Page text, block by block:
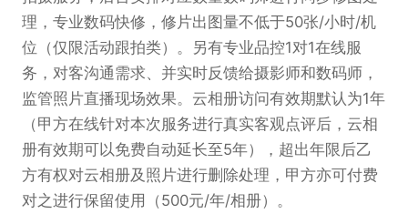
理，专业数码快修，修片出图量不低于50张/小时/机
位（仅限活动跟拍类）。另有专业品控1对1在线服
务，对客沟通需求、并实时反馈给摄影师和数码师，
监管照片直播现场效果。云相册访问有效期默认为1年
（甲方在线针对本次服务进行真实客观点评后，云相
册有效期可以免费自动延长至5年），超出年限后乙
方有权对云相册及照片进行删除处理，甲方亦可付费
对之进行保留使用（500元/年/相册）。